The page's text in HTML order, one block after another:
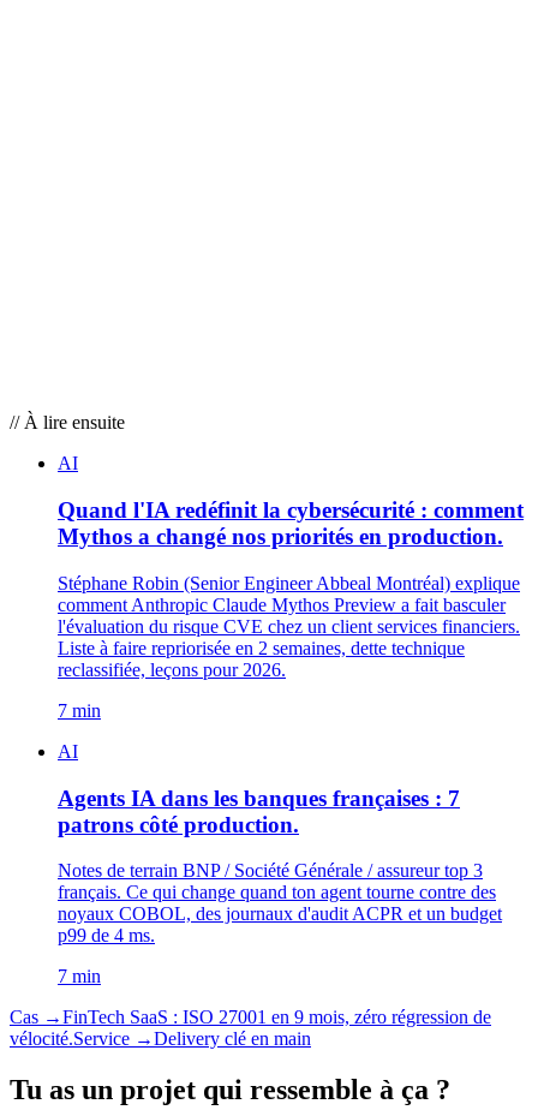
// À lire ensuite
AI
Quand l'IA redéfinit la cybersécurité : comment
Mythos a changé nos priorités en production.
Stéphane Robin (Senior Engineer Abbeal Montréal) explique
comment Anthropic Claude Mythos Preview a fait basculer
l'évaluation du risque CVE chez un client services financiers.
Liste à faire repriorisée en 2 semaines, dette technique
reclassifiée, leçons pour 2026.
7 min
AI
Agents IA dans les banques françaises : 7
patrons côté production.
Notes de terrain BNP / Société Générale / assureur top 3
français. Ce qui change quand ton agent tourne contre des
noyaux COBOL, des journaux d'audit ACPR et un budget
p99 de 4 ms.
7 min
Cas →FinTech SaaS : ISO 27001 en 9 mois, zéro régression de
vélocité.Service →Delivery clé en main
Tu as un projet qui ressemble à ça ?